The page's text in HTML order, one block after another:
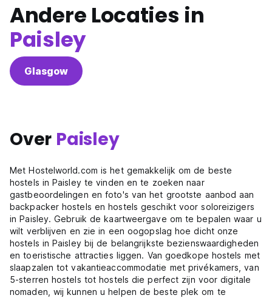
Andere Locaties in
Paisley
Glasgow
Over Paisley
Met Hostelworld.com is het gemakkelijk om de beste
hostels in Paisley te vinden en te zoeken naar
gastbeoordelingen en foto's van het grootste aanbod aan
backpacker hostels en hostels geschikt voor soloreizigers
in Paisley. Gebruik de kaartweergave om te bepalen waar u
wilt verblijven en zie in een oogopslag hoe dicht onze
hostels in Paisley bij de belangrijkste bezienswaardigheden
en toeristische attracties liggen. Van goedkope hostels met
slaapzalen tot vakantieaccommodatie met privékamers, van
5-sterren hostels tot hostels die perfect zijn voor digitale
nomaden, wij kunnen u helpen de beste plek om te